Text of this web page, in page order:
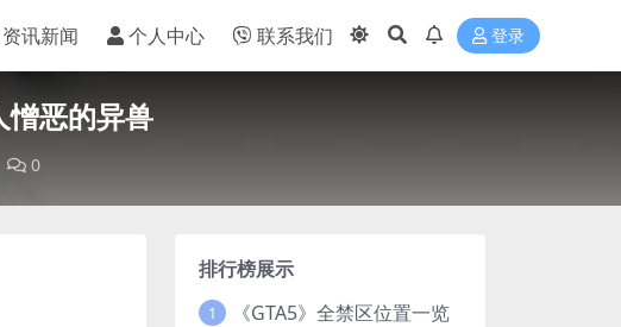
资讯新闻 个人中心 联系我们 登录
憎恶的异兽
0
排行榜展示
1 《GTA5》全禁区位置一览